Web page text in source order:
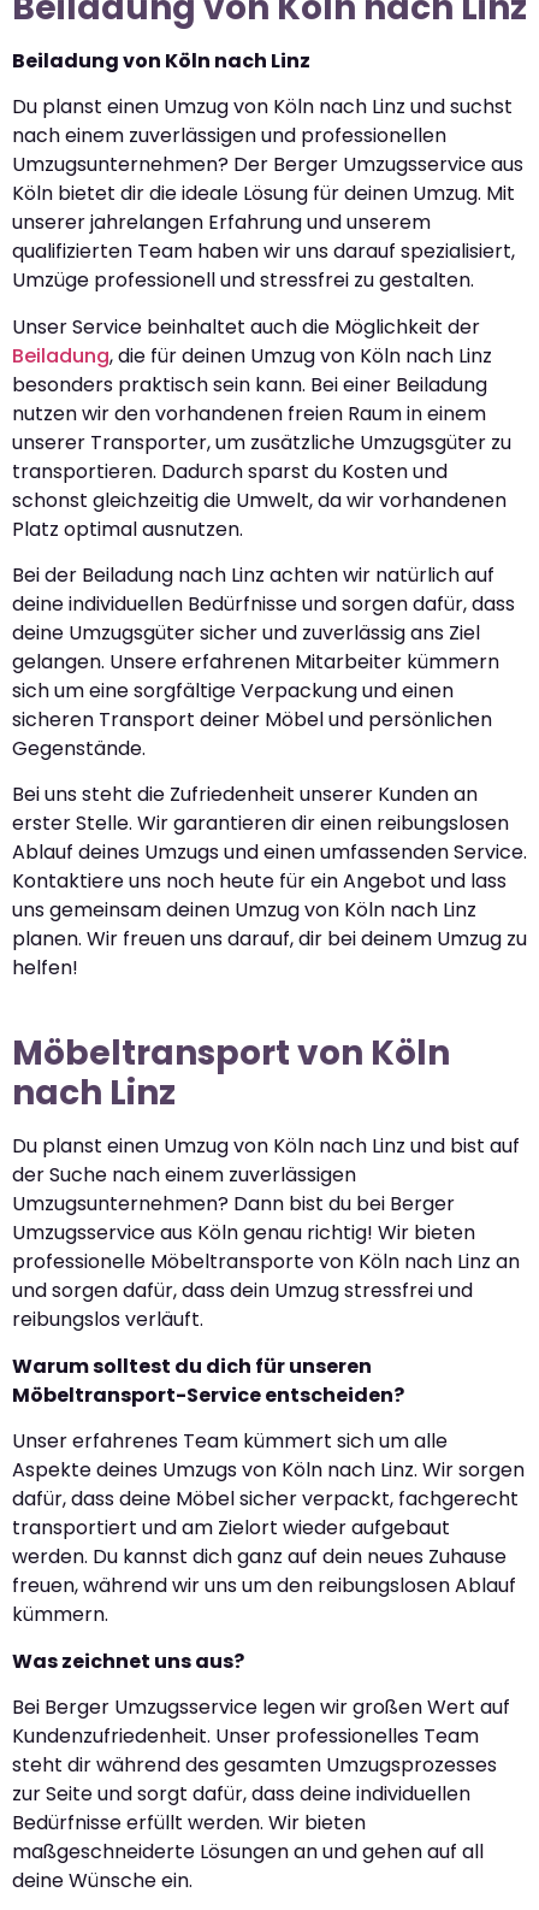
Beiladung von Köln nach Linz
Du planst einen Umzug von Köln nach Linz und suchst
nach einem zuverlässigen und professionellen
Umzugsunternehmen? Der Berger Umzugsservice aus
Köln bietet dir die ideale Lösung für deinen Umzug. Mit
unserer jahrelangen Erfahrung und unserem
qualifizierten Team haben wir uns darauf spezialisiert,
Umzüge professionell und stressfrei zu gestalten.
Unser Service beinhaltet auch die Möglichkeit der
Beiladung, die für deinen Umzug von Köln nach Linz
besonders praktisch sein kann. Bei einer Beiladung
nutzen wir den vorhandenen freien Raum in einem
unserer Transporter, um zusätzliche Umzugsgüter zu
transportieren. Dadurch sparst du Kosten und
schonst gleichzeitig die Umwelt, da wir vorhandenen
Platz optimal ausnutzen.
Bei der Beiladung nach Linz achten wir natürlich auf
deine individuellen Bedürfnisse und sorgen dafür, dass
deine Umzugsgüter sicher und zuverlässig ans Ziel
gelangen. Unsere erfahrenen Mitarbeiter kümmern
sich um eine sorgfältige Verpackung und einen
sicheren Transport deiner Möbel und persönlichen
Gegenstände.
Bei uns steht die Zufriedenheit unserer Kunden an
erster Stelle. Wir garantieren dir einen reibungslosen
Ablauf deines Umzugs und einen umfassenden Service.
Kontaktiere uns noch heute für ein Angebot und lass
uns gemeinsam deinen Umzug von Köln nach Linz
planen. Wir freuen uns darauf, dir bei deinem Umzug zu
helfen!
Möbeltransport von Köln
nach Linz
Du planst einen Umzug von Köln nach Linz und bist auf
der Suche nach einem zuverlässigen
Umzugsunternehmen? Dann bist du bei Berger
Umzugsservice aus Köln genau richtig! Wir bieten
professionelle Möbeltransporte von Köln nach Linz an
und sorgen dafür, dass dein Umzug stressfrei und
reibungslos verläuft.
Warum solltest du dich für unseren
Möbeltransport-Service entscheiden?
Unser erfahrenes Team kümmert sich um alle
Aspekte deines Umzugs von Köln nach Linz. Wir sorgen
dafür, dass deine Möbel sicher verpackt, fachgerecht
transportiert und am Zielort wieder aufgebaut
werden. Du kannst dich ganz auf dein neues Zuhause
freuen, während wir uns um den reibungslosen Ablauf
kümmern.
Was zeichnet uns aus?
Bei Berger Umzugsservice legen wir großen Wert auf
Kundenzufriedenheit. Unser professionelles Team
steht dir während des gesamten Umzugsprozesses
zur Seite und sorgt dafür, dass deine individuellen
Bedürfnisse erfüllt werden. Wir bieten
maßgeschneiderte Lösungen an und gehen auf all
deine Wünsche ein.